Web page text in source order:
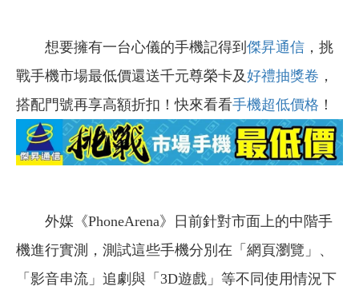
想要擁有一台心儀的手機記得到 傑昇通信 ，挑
戰手機市場最低價還送千元尊榮卡及好禮抽獎卷 ，
搭配門號再享高額折扣！快來看看手機超低價格 ！
外媒《PhoneArena》日前針對市面上的中階手
機進行實測，測試這些手機分別在「網頁瀏覽」、
「影音串流」追劇與「3D遊戲」等不同使用情況下